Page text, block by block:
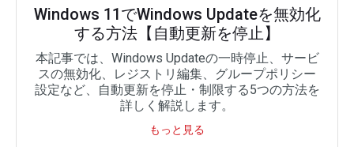
Windows 11でWindows Updateを無効化
する方法【自動更新を停止】
本記事では、Windows Updateの一時停止、サービ
スの無効化、レジストリ編集、グループポリシー
設定など、自動更新を停止・制限する5つの方法を
詳しく解説します。
もっと見る